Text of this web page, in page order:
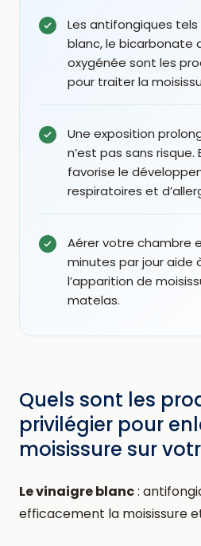
Les antifongiques tels
blanc, le bicarbonate
oxygénée sont les
pour traiter la
Une exposition
n’est pas sans risque.
favorise le
respiratoires et
Aérer votre chambre
minutes par jour aide
l’apparition de
matelas.
Quels sont les
privilégier pour
moisissure sur
Le vinaigre blanc:
efficacement la moisissure